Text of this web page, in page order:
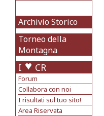
Archivio Storico
Torneo della
Montagna
I CR
Forum
Collabora con noi
I risultati sul tuo sito!
Area Riservata